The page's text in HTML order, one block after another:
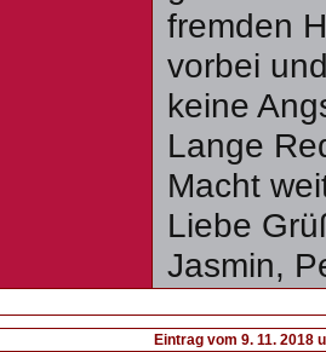
fremden
vorbei
keine
Lange
Macht
Liebe
Jasmin,
Eintrag vom 9. 11. 2018